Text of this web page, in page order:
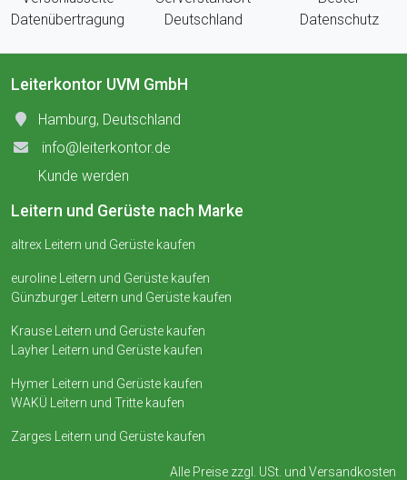
Datenübertragung
Deutschland
Datenschutz
Leiterkontor UVM GmbH
Hamburg, Deutschland
info@leiterkontor.de
Kunde werden
Leitern und Gerüste nach Marke
altrex Leitern und Gerüste kaufen
euroline Leitern und Gerüste kaufen
Günzburger Leitern und Gerüste kaufen
Krause Leitern und Gerüste kaufen
Layher Leitern und Gerüste kaufen
Hymer Leitern und Gerüste kaufen
WAKÜ Leitern und Tritte kaufen
Zarges Leitern und Gerüste kaufen
Alle Preise zzgl. USt. und Versandkosten